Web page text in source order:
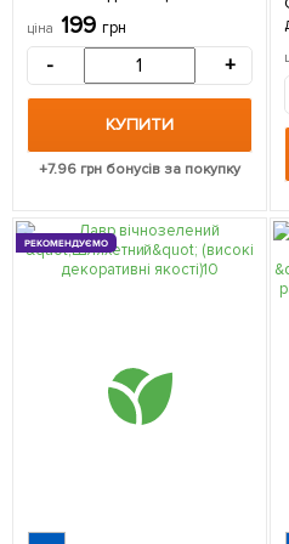
упаковці
ціна 199 грн
- +
КУПИТИ
+7.96 грн бонусів за покупку
РЕКОМЕНДУЄМО